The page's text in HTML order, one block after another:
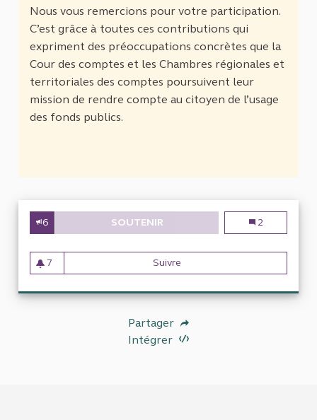
Nous vous remercions pour votre participation.
C’est grâce à toutes ces contributions qui
expriment des préoccupations concrètes que la
Cour des comptes et les Chambres régionales et
territoriales des comptes poursuivent leur
mission de rendre compte au citoyen de l’usage
des fonds publics.
6 SOUTENIR GESTION DES TER PAR LA
Gestion des
2
7
7 abonnés
Suivre
Partager
Intégrer